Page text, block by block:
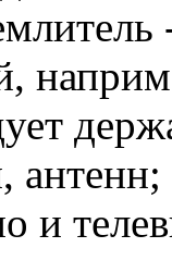
антенн;
и